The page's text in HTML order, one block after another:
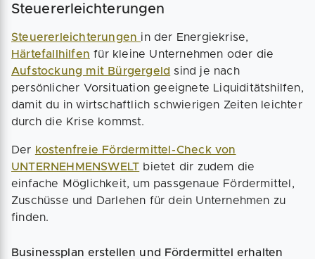
Steuererleichterungen
Steuererleichterungen in der Energiekrise,
Härtefallhilfen für kleine Unternehmen oder die
Aufstockung mit Bürgergeld sind je nach
persönlicher Vorsituation geeignete Liquiditätshilfen,
damit du in wirtschaftlich schwierigen Zeiten leichter
durch die Krise kommst.
Der kostenfreie Fördermittel-Check von
UNTERNEHMENSWELT bietet dir zudem die
einfache Möglichkeit, um passgenaue Fördermittel,
Zuschüsse und Darlehen für dein Unternehmen zu
finden.
Businessplan erstellen und Fördermittel erhalten